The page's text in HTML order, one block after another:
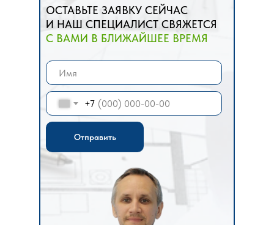
ОСТАВЬТЕ ЗАЯВКУ СЕЙЧАС
И НАШ СПЕЦИАЛИСТ СВЯЖЕТСЯ
С ВАМИ В БЛИЖАЙШЕЕ ВРЕМЯ
+7
Отправить